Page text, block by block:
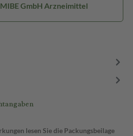
GmbH Arzneimittel
lesen Sie die Packungsbeilage